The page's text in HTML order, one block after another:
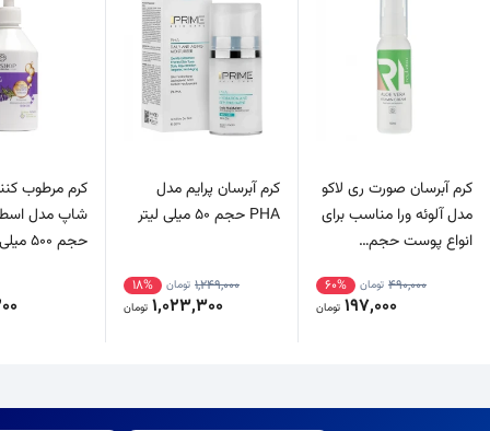
کرم آبرسان صورت ری لاکو
مدل آلوئه ورا مناسب برای
انواع پوست حجم…
490,000 تومان 60%
197,000 تومان
کرم آبرسان پرایم مدل
PHA حجم 50 میلی لیتر
1,249,000 تومان 18%
1,023,300 تومان
کرم مرطوب
شاپ مدل
حجم 500 میلی لیتر